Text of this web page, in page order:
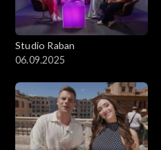
Studio Raban
06.09.2025